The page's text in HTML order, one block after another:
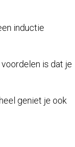
inductie
is dat je
geniet je ook